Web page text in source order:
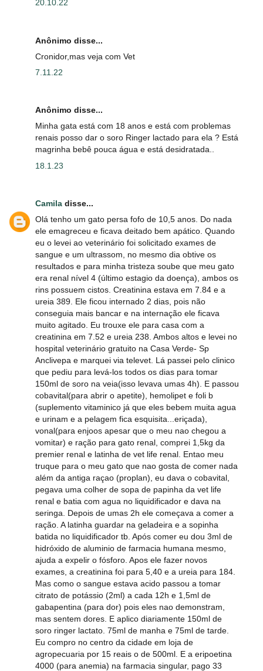
20.10.22
Anônimo disse...
Cronidor,mas veja com Vet
7.11.22
Anônimo disse...
Minha gata está com 18 anos e está com problemas
renais posso dar o soro Ringer lactado para ela ? Está
magrinha bebê pouca água e está desidratada..
18.1.23
Camila disse...
Olá tenho um gato persa fofo de 10,5 anos. Do nada
ele emagreceu e ficava deitado bem apático. Quando
eu o levei ao veterinário foi solicitado exames de
sangue e um ultrassom, no mesmo dia obtive os
resultados e para minha tristeza soube que meu gato
era renal nível 4 (último estagio da doença), ambos os
rins possuem cistos. Creatinina estava em 7.84 e a
ureia 389. Ele ficou internado 2 dias, pois não
conseguia mais bancar e na internação ele ficava
muito agitado. Eu trouxe ele para casa com a
creatinina em 7.52 e ureia 238. Ambos altos e levei no
hospital veterinário gratuito na Casa Verde- Sp
Anclivepa e marquei via televet. Lá passei pelo clinico
que pediu para levá-los todos os dias para tomar
150ml de soro na veia(isso levava umas 4h). E passou
cobavital(para abrir o apetite), hemolipet e foli b
(suplemento vitaminico já que eles bebem muita agua
e urinam e a pelagem fica esquisita...eriçada),
vonal(para enjoos apesar que o meu nao chegou a
vomitar) e ração para gato renal, comprei 1,5kg da
premier renal e latinha de vet life renal. Entao meu
truque para o meu gato que nao gosta de comer nada
além da antiga raçao (proplan), eu dava o cobavital,
pegava uma colher de sopa de papinha da vet life
renal e batia com agua no liquidificador e dava na
seringa. Depois de umas 2h ele começava a comer a
ração. A latinha guardar na geladeira e a sopinha
batida no liquidificador tb. Após comer eu dou 3ml de
hidróxido de aluminio de farmacia humana mesmo,
ajuda a expelir o fósforo. Apos ele fazer novos
exames, a creatinina foi para 5,40 e a ureia para 184.
Mas como o sangue estava acido passou a tomar
citrato de potássio (2ml) a cada 12h e 1,5ml de
gabapentina (para dor) pois eles nao demonstram,
mas sentem dores. E aplico diariamente 150ml de
soro ringer lactato. 75ml de manha e 75ml de tarde.
Eu compro no centro da cidade em loja de
agropecuaria por 15 reais o de 500ml. E a eripoetina
4000 (para anemia) na farmacia singular, pago 33